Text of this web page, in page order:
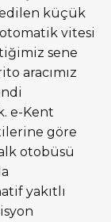
edilen küçük
vitesi
sene
aracımız
e-Kent
göre
otobüsü
yakıtlı